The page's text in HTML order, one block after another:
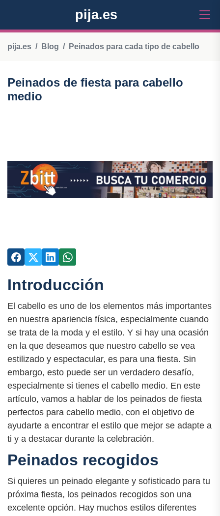
pija.es
pija.es Blog Peinados para cada tipo de cabello
Peinados de fiesta para cabello
medio
Introducción
El cabello es uno de los elementos más importantes
en nuestra apariencia física, especialmente cuando
se trata de la moda y el estilo. Y si hay una ocasión
en la que deseamos que nuestro cabello se vea
estilizado y espectacular, es para una fiesta. Sin
embargo, esto puede ser un verdadero desafío,
especialmente si tienes el cabello medio. En este
artículo, vamos a hablar de los peinados de fiesta
perfectos para cabello medio, con el objetivo de
ayudarte a encontrar el estilo que mejor se adapte a
ti y a destacar durante la celebración.
Peinados recogidos
Si quieres un peinado elegante y sofisticado para tu
próxima fiesta, los peinados recogidos son una
excelente opción. Hay muchos estilos diferentes